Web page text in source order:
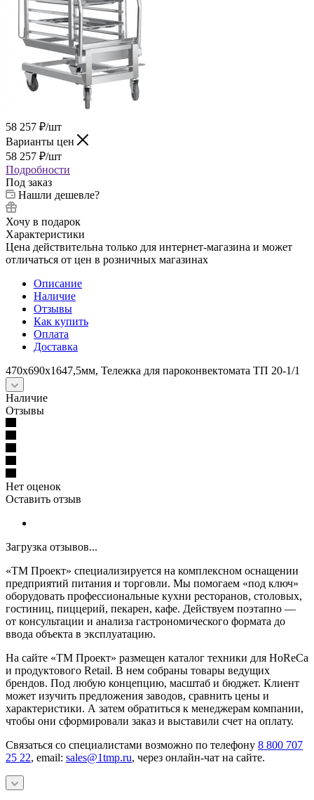
58 257 ₽/шт
Варианты цен
58 257 ₽/шт
Подробности
Под заказ
Нашли дешевле?
Хочу в подарок
Характеристики
Цена действительна только для интернет-магазина и может
отличаться от цен в розничных магазинах
Описание
Наличие
Отзывы
Как купить
Оплата
Доставка
470х690х1647,5мм, Тележка для пароконвектомата ТП 20-1/1
Наличие
Отзывы
Нет оценок
Оставить отзыв
Загрузка отзывов...
«ТМ Проект» специализируется на комплексном оснащении
предприятий питания и торговли. Мы помогаем «под ключ»
оборудовать профессиональные кухни ресторанов, столовых,
гостиниц, пиццерий, пекарен, кафе. Действуем поэтапно —
от консультации и анализа гастрономического формата до
ввода объекта в эксплуатацию.
На сайте «ТМ Проект» размещен каталог техники для HoReCa
и продуктового Retail. В нем собраны товары ведущих
брендов. Под любую концепцию, масштаб и бюджет. Клиент
может изучить предложения заводов, сравнить цены и
характеристики. А затем обратиться к менеджерам компании,
чтобы они сформировали заказ и выставили счет на оплату.
Связаться со специалистами возможно по телефону 8 800 707
25 22, email: sales@1tmp.ru, через онлайн-чат на сайте.